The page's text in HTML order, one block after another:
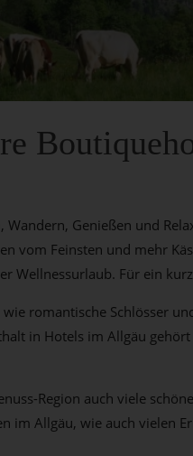
Genießen und
vom Feinsten und mehr
Wellnessurlaub. Für ein
romantische Schlösser
in Hotels im Allgäu
Region auch viele
im Allgäu, wie auch vielen